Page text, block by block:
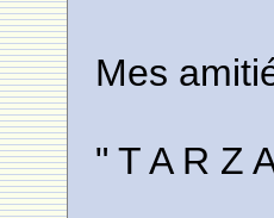
Mes
" T A R Z